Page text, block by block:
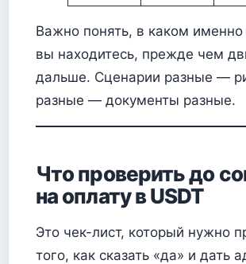
Важно понять, в каком именно
вы находитесь, прежде чем
дальше. Сценарии разные —
разные — документы разные.
Что проверить до
на оплату в USDT
Это чек-лист, который нужно
того, как сказать «да» и дать